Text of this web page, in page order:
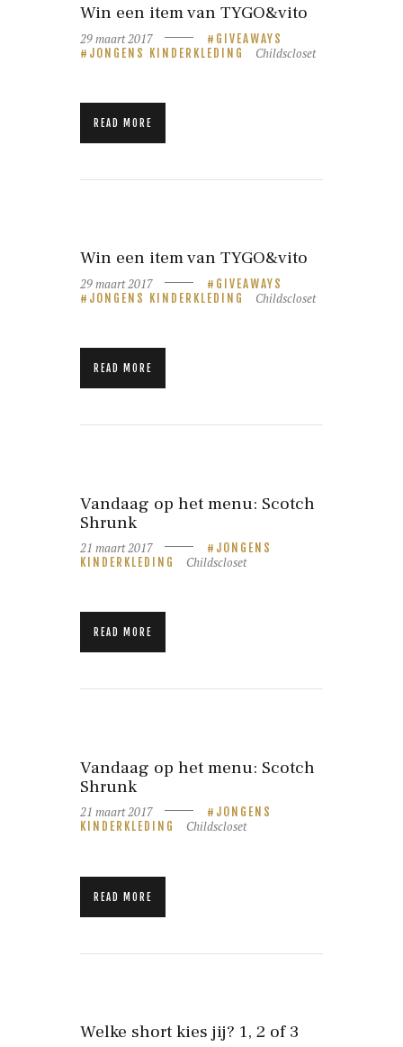
Win een item van TYGO&vito
29 maart 2017
GIVEAWAYS
JONGENS KINDERKLEDING
Childscloset
READ MORE
Win een item van TYGO&vito
29 maart 2017
GIVEAWAYS
JONGENS KINDERKLEDING
Childscloset
READ MORE
Vandaag op het menu: Scotch
Shrunk
21 maart 2017
JONGENS
KINDERKLEDING
Childscloset
READ MORE
Vandaag op het menu: Scotch
Shrunk
21 maart 2017
JONGENS
KINDERKLEDING
Childscloset
READ MORE
Welke short kies jij? 1, 2 of 3